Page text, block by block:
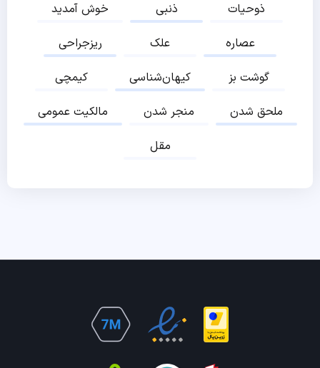
خوش آمدید
ذنبی
ذوحیات
ریزجراحی
علک
عصاره
کیمچی
کیهان‌شناسی
گوشت بز
مالکیت عمومی
منجر شدن
ملحق شدن
مقل